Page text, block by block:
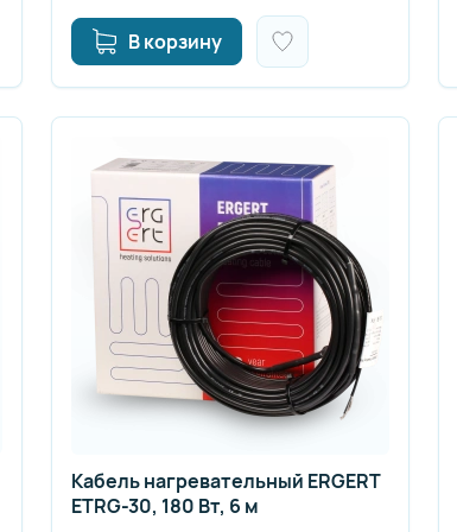
В корзину
Кабель нагревательный ERGERT
ETRG-30, 180 Вт, 6 м